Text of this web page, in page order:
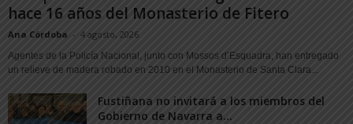
hace 16 años del Monasterio de Fitero
Ana Córdoba - 4 agosto, 2026
Agentes de la Policía Nacional, junto con Mossos d’Esquadra, han entregado
un relieve de madera robado en 2010 en el Monasterio de Santa Clara...
Fustiñana no invitará a los miembros del
Gobierno de Navarra a...